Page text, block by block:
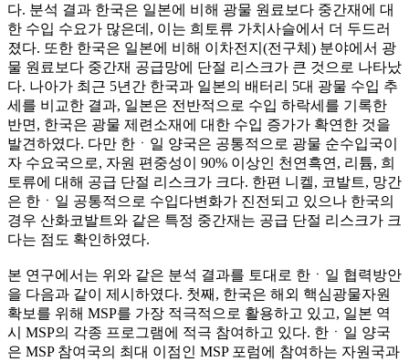
다. 분석 결과 한국은 일본에 비해 광물 원료보다 중간재에 대
한 수입 수요가 많은데, 이는 희토류 가치사슬에서 더 두드러
졌다. 또한 한국은 일본에 비해 이차전지(전구체) 분야에서 광
물 원료보다 중간재 공급망에 단절 리스크가 큰 것으로 나타났
다. 나아가 최근 5년간 한국과 일본의 배터리 5대 광물 수입 추
세를 비교한 결과, 일본은 전반적으로 수입 하락세를 기록한
반면, 한국은 광물 제련소재에 대한 수입 증가가 확연한 것을
발견하였다. 다만 한ㆍ일 양국은 공통적으로 광물 순수입국이
자 수요국으로, 자원 편중성이 90% 이상인 천연흑연, 리튬, 희
토류에 대해 공급 단절 리스크가 크다. 한편 니켈, 코발트, 망간
은 한ㆍ일 공통적으로 수입다변화가 진전되고 있으나 한국의
경우 산화코발트와 같은 특정 중간재는 공급 단절 리스크가 크
다는 점도 확인하였다.
본 연구에서는 위와 같은 분석 결과를 토대로 한ㆍ일 협력방안
을 다음과 같이 제시하였다. 첫째, 한국은 해외 핵심광물자원
확보를 위해 MSP를 가장 적극적으로 활용하고 있고, 일본 역
시 MSP의 각종 프로그램에 적극 참여하고 있다. 한ㆍ일 양국
은 MSP 참여국의 최대 이점인 MSP 포럼에 참여하는 자원국과